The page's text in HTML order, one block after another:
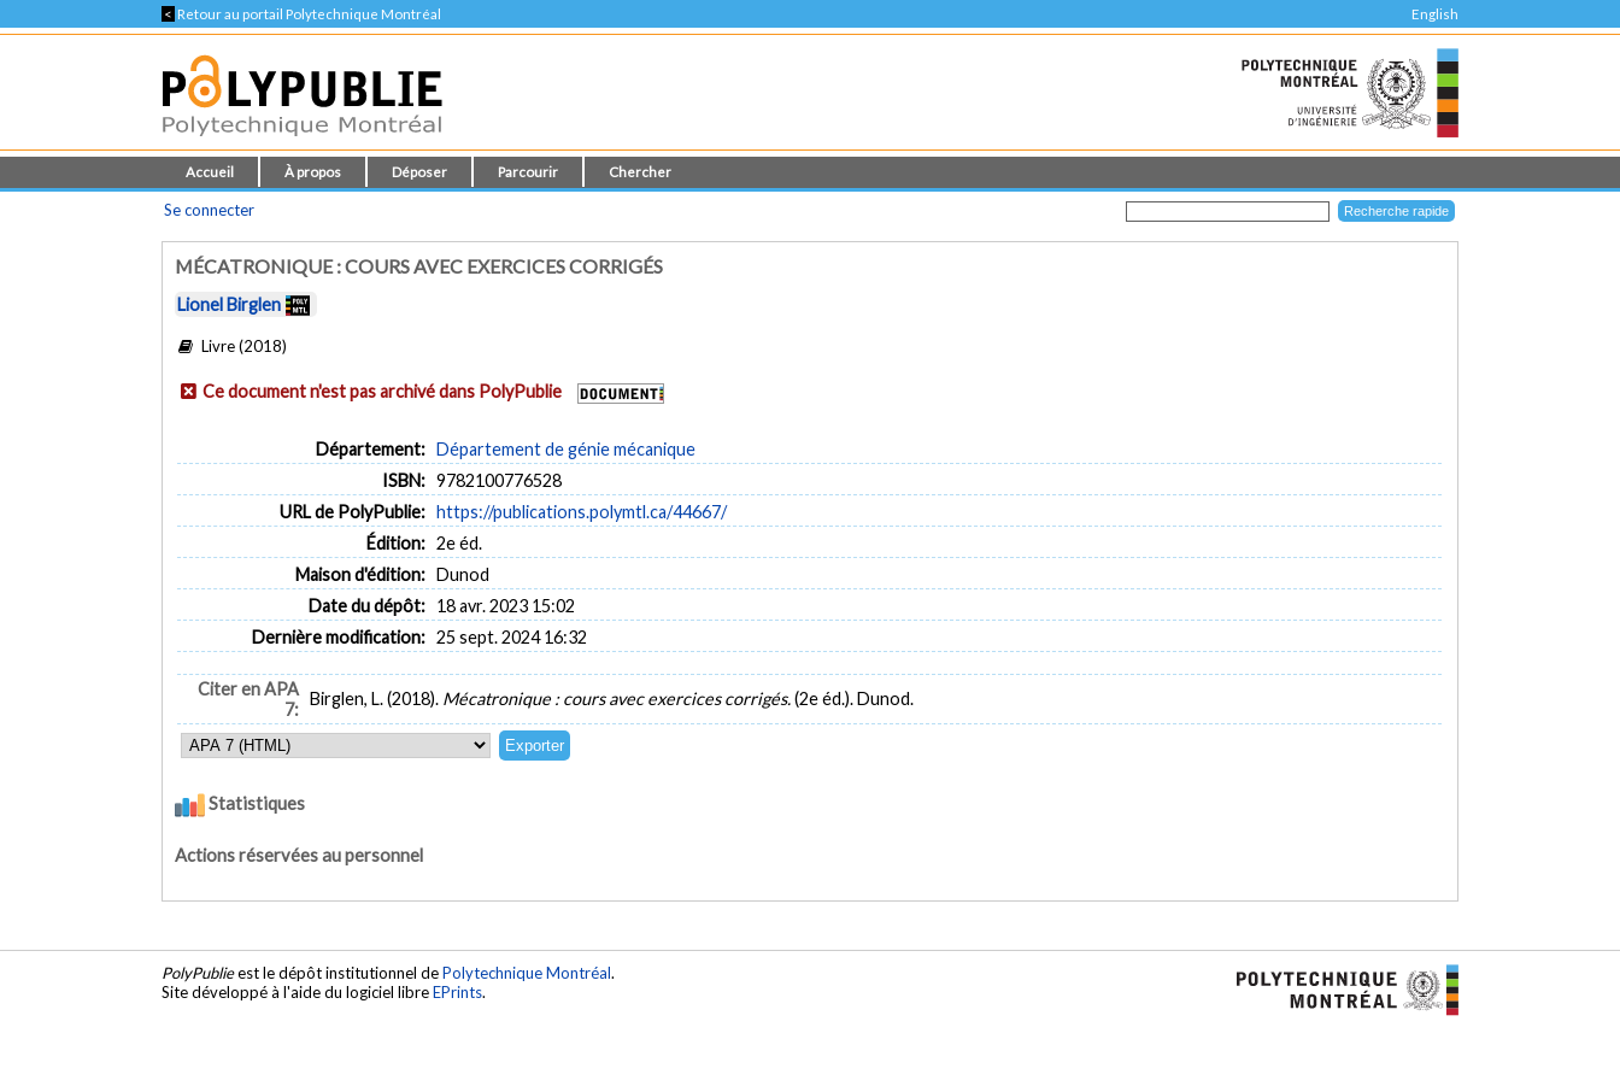
< Retour au portail Polytechnique Montréal English
Accueil À propos Déposer Parcourir Chercher
Se connecter
MÉCATRONIQUE : COURS AVEC EXERCICES CORRIGÉS
Lionel Birglen
Livre (2018)
Ce document n'est pas archivé dans PolyPublie
Département: Département de génie mécanique
ISBN: 9782100776528
URL de PolyPublie: https://publications.polymtl.ca/44667/
Édition: 2e éd.
Maison d'édition: Dunod
Date du dépôt: 18 avr. 2023 15:02
Dernière modification: 25 sept. 2024 16:32
Citer en APA
7:
Birglen, L. (2018). Mécatronique : cours avec exercices corrigés.(2e éd.). Dunod.
Statistiques
Actions réservées au personnel
PolyPublieest le dépôt institutionnel dePolytechnique Montréal.
Site développé à l'aide du logiciel libreEPrints.